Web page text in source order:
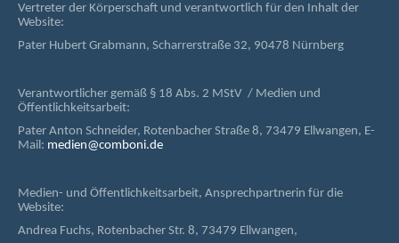
Vertreter der Körperschaft und verantwortlich für den Inhalt der
Website:
Pater Hubert Grabmann, Scharrerstraße 32, 90478 Nürnberg
Verantwortlicher gemäß § 18 Abs. 2 MStV / Medien und
Öffentlichkeitsarbeit:
Pater Anton Schneider, Rotenbacher Straße 8, 73479 Ellwangen, E-
Mail: medien@comboni.de
Medien- und Öffentlichkeitsarbeit, Ansprechpartnerin für die
Website:
Andrea Fuchs, Rotenbacher Str. 8, 73479 Ellwangen,